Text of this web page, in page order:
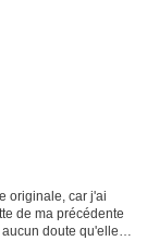
originale, car j'ai
de ma précédente
doute qu'elle